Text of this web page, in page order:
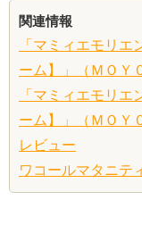
関連情報
「マミィエモリエ
ーム】」（ＭＯＹ
「マミィエモリエ
ーム】」（ＭＯ
レビュー
ワコールマタニテ